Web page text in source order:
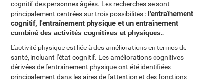
cognitif des personnes âgées. Les recherches se sont
principalement centrées sur trois possibilités : l'entraînement
cognitif, l'entraînement physique et un entraînement
combiné des activités cognitives et physiques..
L'activité physique est liée à des améliorations en termes de
santé, incluant l'état cognitif. Les améliorations cognitives
dérivées de l'entraînement physique ont été identifiées
principalement dans les aires de l'attention et des fonctions